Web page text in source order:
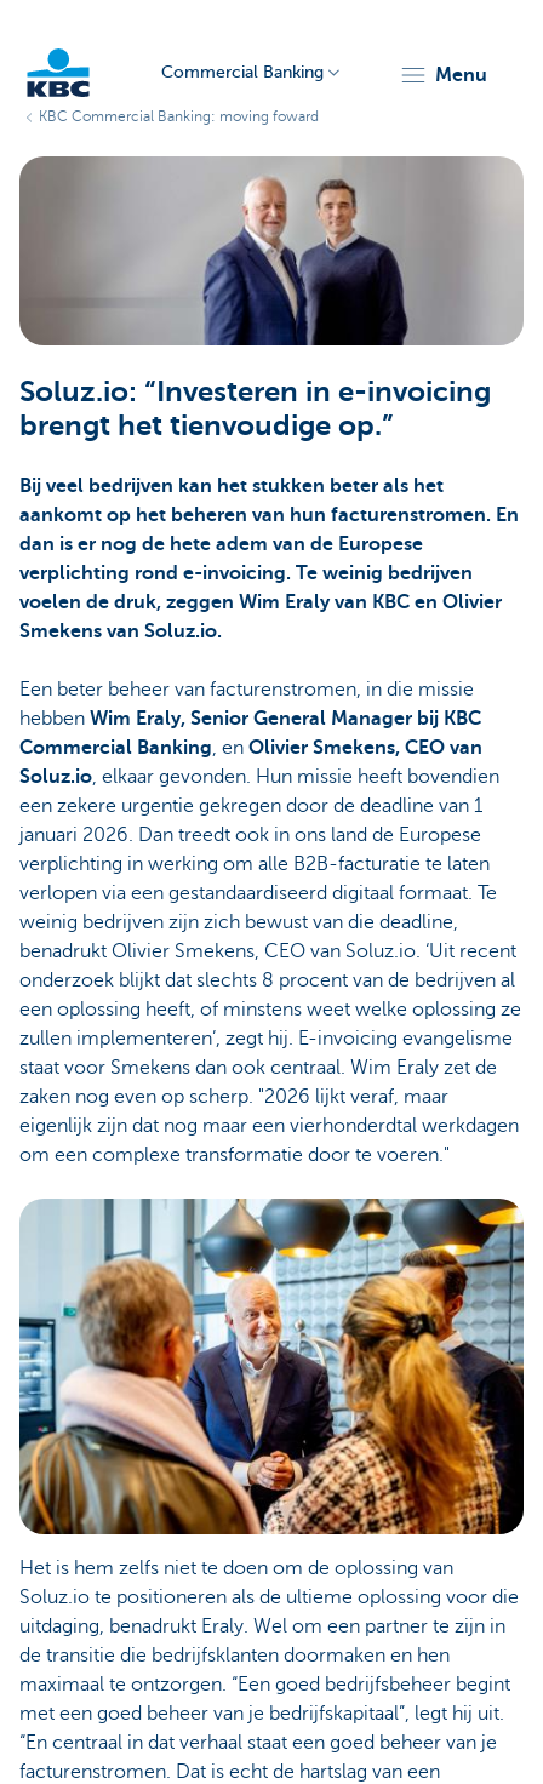
Corporate
Commercial Banking menu
KBC Commercial Banking: moving foward
Soluz.io: “Investeren in e-invoicing
brengt het tienvoudige op.”
Bij veel bedrijven kan het stukken beter als het
aankomt op het beheren van hun facturenstromen. En
dan is er nog de hete adem van de Europese
verplichting rond e-invoicing. Te weinig bedrijven
voelen de druk, zeggen Wim Eraly van KBC en Olivier
Smekens van Soluz.io.
Een beter beheer van facturenstromen, in die missie
hebben Wim Eraly, Senior General Manager bij KBC
Commercial Banking, en Olivier Smekens, CEO van
Soluz.io, elkaar gevonden. Hun missie heeft bovendien
een zekere urgentie gekregen door de deadline van 1
januari 2026. Dan treedt ook in ons land de Europese
verplichting in werking om alle B2B-facturatie te laten
verlopen via een gestandaardiseerd digitaal formaat. Te
weinig bedrijven zijn zich bewust van die deadline,
benadrukt Olivier Smekens, CEO van Soluz.io. ‘Uit recent
onderzoek blijkt dat slechts 8 procent van de bedrijven al
een oplossing heeft, of minstens weet welke oplossing ze
zullen implementeren’, zegt hij. E-invoicing evangelisme
staat voor Smekens dan ook centraal. Wim Eraly zet de
zaken nog even op scherp. "2026 lijkt veraf, maar
eigenlijk zijn dat nog maar een vierhonderdtal werkdagen
om een complexe transformatie door te voeren."
Het is hem zelfs niet te doen om de oplossing van
Soluz.io te positioneren als de ultieme oplossing voor die
uitdaging, benadrukt Eraly. Wel om een partner te zijn in
de transitie die bedrijfsklanten doormaken en hen
maximaal te ontzorgen. “Een goed bedrijfsbeheer begint
met een goed beheer van je bedrijfskapitaal”, legt hij uit.
“En centraal in dat verhaal staat een goed beheer van je
facturenstromen. Dat is echt de hartslag van een